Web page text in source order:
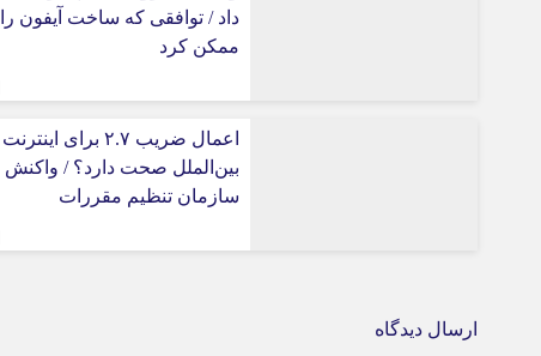
داد / توافقی که ساخت آیفون را
ممکن کرد
اعمال ضریب ۲.۷ برای اینترنت
بین‌الملل صحت دارد؟ / واکنش
سازمان تنظیم مقررات
ارسال دیدگاه